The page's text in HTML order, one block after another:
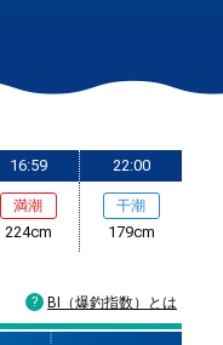
16:59
満潮
224cm
22:00
干潮
179cm
BI（爆釣指数）とは